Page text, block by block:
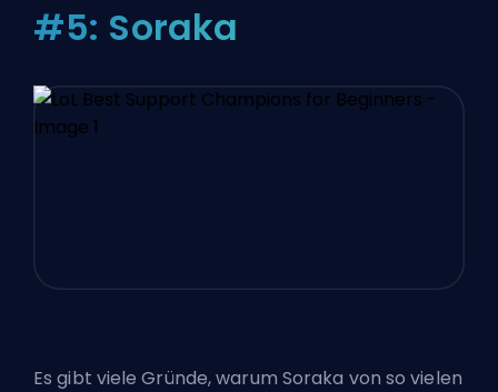
#5: Soraka
Es gibt viele Gründe, warum Soraka von so vielen